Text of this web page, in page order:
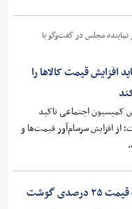
مجلس در گفت‌وگو با
افزایش قیمت کالاها را
کمیسیون اجتماعی تاکید
قابل قبول نیست؛ از افزایش سرسام‌آور قیمت‌ها و
اختلاف قیمت ۲۵ درصدی گوشت